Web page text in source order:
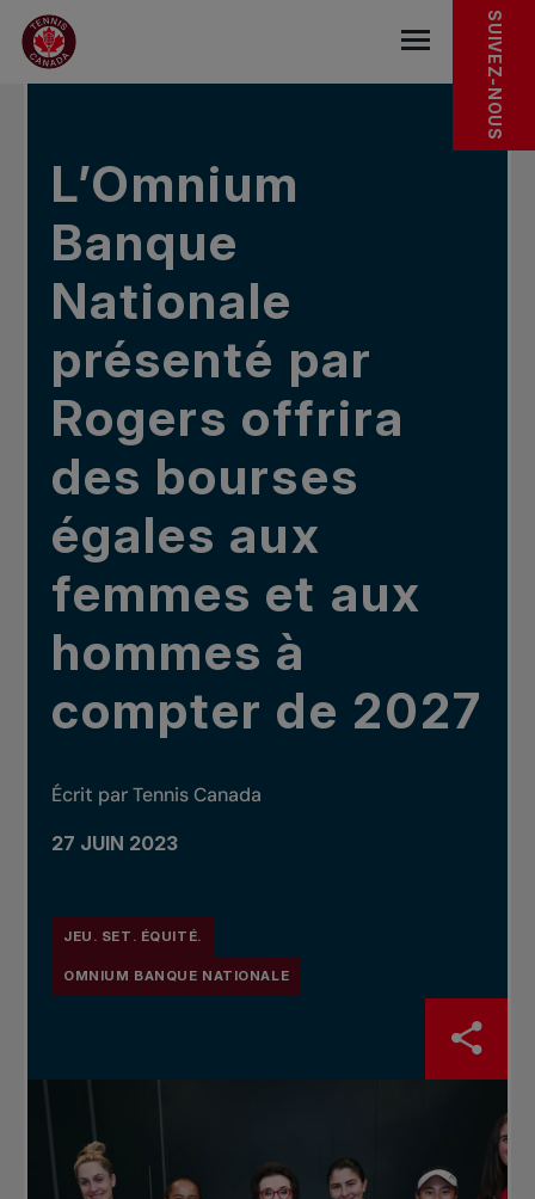
Sauter au menu principal
Sauter au contenu principal
Sauter au pied de page
DANS LES NOUVELLES SUIVEZ-NOUS
L’Omnium
Banque
Nationale
présenté par
Rogers offrira
des bourses
égales aux
femmes et aux
hommes à
compter de 2027
Écrit par Tennis Canada
27 JUIN 2023
JEU. SET. ÉQUITÉ.
OMNIUM BANQUE NATIONALE